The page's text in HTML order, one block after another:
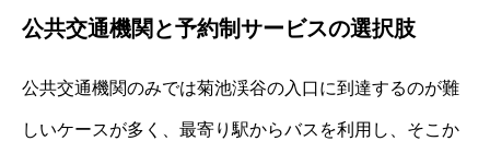
公共交通機関と予約制サービスの選択肢
公共交通機関のみでは菊池渓谷の入口に到達するのが難
しいケースが多く、最寄り駅からバスを利用し、そこか